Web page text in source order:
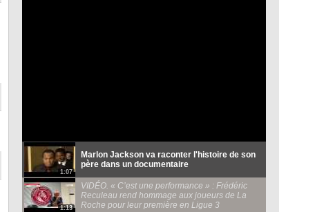
1:07
Marlon Jackson va raconter l'histoire de son
père dans un documentaire
1:13
VIDÉO. « C’est une performance » : Frédéric
Reculeau rend hommage aux joueurs de La
Roche pour leur première en Ligue 3